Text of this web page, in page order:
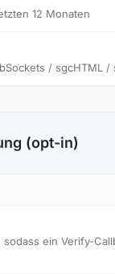
12 Monaten
/ sgcHTML
(opt-in)
sodass ein Verify-